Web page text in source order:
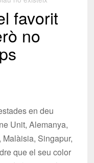
favorit
no
en deu
Unit, Alemanya,
Singapur,
que el seu color